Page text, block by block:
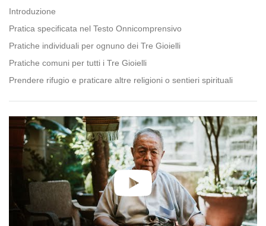
Introduzione
Pratica specificata nel Testo Onnicomprensivo
Pratiche individuali per ognuno dei Tre Gioielli
Pratiche comuni per tutti i Tre Gioielli
Prendere rifugio e praticare altre religioni o sentieri spirituali